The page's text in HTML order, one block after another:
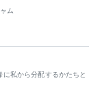
ム
私から分配するかたちと